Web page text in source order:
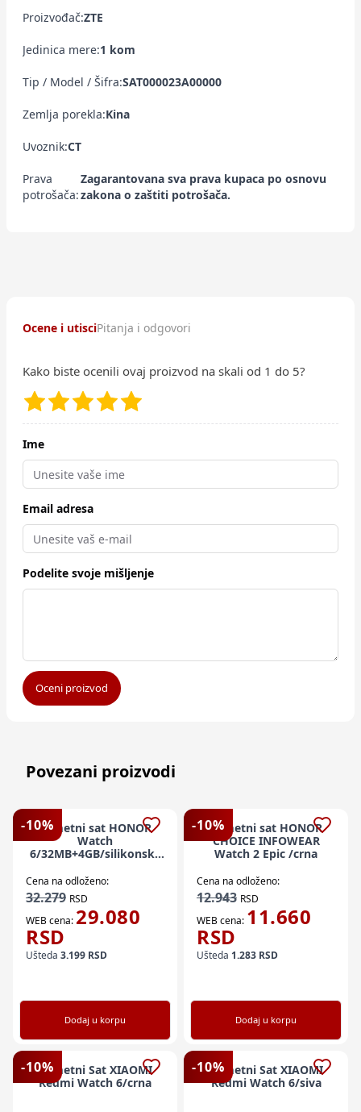
Proizvođač:ZTE
Jedinica mere:1 kom
Tip / Model / Šifra:SAT000023A00000
Zemlja porekla:Kina
Uvoznik:CT
Prava
potrošača:
Zagarantovana sva prava kupaca po osnovu
zakona o zaštiti potrošača.
Ocene i utisciPitanja i odgovori
Kako biste ocenili ovaj proizvod na skali od 1 do 5?
Ime
Email adresa
Podelite svoje mišljenje
Oceni proizvod
Povezani proizvodi
-10%
Pametni sat HONOR
Watch
6/32MB+4GB/silikonska
Cena na odloženo:
32.279 RSD
WEB cena: 29.080
RSD
Ušteda 3.199 RSD
Dodaj u korpu
-10%
Pametni sat HONOR
CHOICE INFOWEAR
Watch 2 Epic /crna
Cena na odloženo:
12.943 RSD
WEB cena: 11.660
RSD
Ušteda 1.283 RSD
Dodaj u korpu
-10%
Pametni Sat XIAOMI
Redmi Watch 6/crna
-10%
Pametni Sat XIAOMI
Redmi Watch 6/siva